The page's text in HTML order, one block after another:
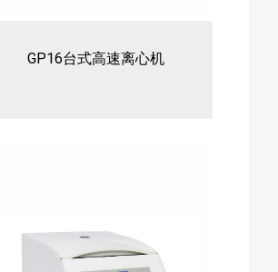
GP16台式高速离心机